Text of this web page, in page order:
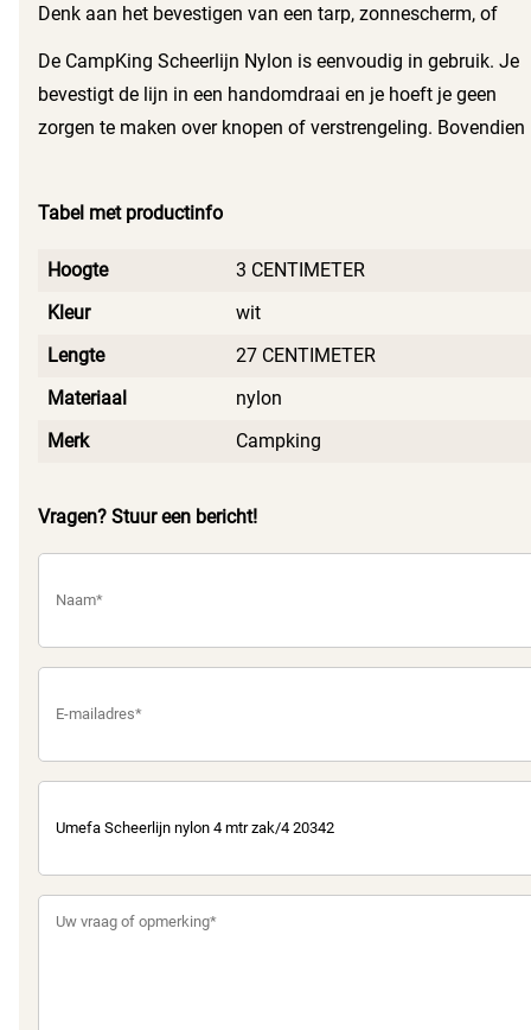
Denk aan het bevestigen van een tarp, zonnescherm, of
De CampKing Scheerlijn Nylon is eenvoudig in gebruik. Je
bevestigt de lijn in een handomdraai en je hoeft je geen
zorgen te maken over knopen of verstrengeling. Bovendien
Tabel met productinfo
Hoogte
3 CENTIMETER
Kleur
wit
Lengte
27 CENTIMETER
Materiaal
nylon
Merk
Campking
Vragen? Stuur een bericht!